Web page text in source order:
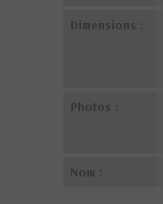
Dimensions :
Photos :
Nom :